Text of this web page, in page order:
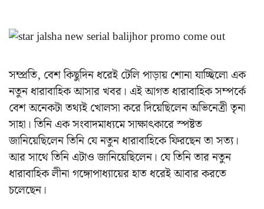
সম্প্রতি, বেশ কিছুদিন ধরেই টেলি পাড়ায় শোনা যাচ্ছিলো এক
নতুন ধারাবাহিক আসার খবর। এই আগত ধারাবাহিক সম্পর্কে
বেশ অনেকটা তথ্যই খোলসা করে দিয়েছিলেন অভিনেত্রী তৃনা
সাহা। তিনি এক সংবাদমাধ্যমে সাক্ষাৎকারে স্পষ্টত
জানিয়েছিলেন তিনি যে নতুন ধারাবাহিকে ফিরছেন তা সত্য।
আর সাথে তিনি এটাও জানিয়েছিলেন। যে তিনি তার নতুন
ধারাবাহিক লীনা গঙ্গোপাধ্যায়ের হাত ধরেই আবার করতে
চলেছেন।